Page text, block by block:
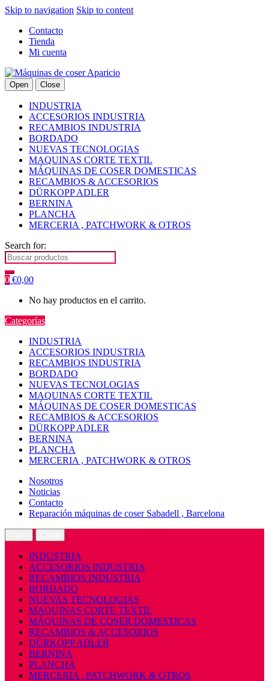
Skip to navigation Skip to content
Contacto
Tienda
Mi cuenta
Open Close
INDUSTRIA
ACCESORIOS INDUSTRIA
RECAMBIOS INDUSTRIA
BORDADO
NUEVAS TECNOLOGIAS
MAQUINAS CORTE TEXTIL
MÁQUINAS DE COSER DOMESTICAS
RECAMBIOS & ACCESORIOS
DÜRKOPP ADLER
BERNINA
PLANCHA
MERCERIA , PATCHWORK & OTROS
Search for:
0 €0,00
No hay productos en el carrito.
Categorías
INDUSTRIA
ACCESORIOS INDUSTRIA
RECAMBIOS INDUSTRIA
BORDADO
NUEVAS TECNOLOGIAS
MAQUINAS CORTE TEXTIL
MÁQUINAS DE COSER DOMESTICAS
RECAMBIOS & ACCESORIOS
DÜRKOPP ADLER
BERNINA
PLANCHA
MERCERIA , PATCHWORK & OTROS
Nosotros
Noticias
Contacto
Reparación máquinas de coser Sabadell , Barcelona
INDUSTRIA
ACCESORIOS INDUSTRIA
RECAMBIOS INDUSTRIA
BORDADO
NUEVAS TECNOLOGIAS
MAQUINAS CORTE TEXTIL
MÁQUINAS DE COSER DOMESTICAS
RECAMBIOS & ACCESORIOS
DÜRKOPP ADLER
BERNINA
PLANCHA
MERCERIA , PATCHWORK & OTROS